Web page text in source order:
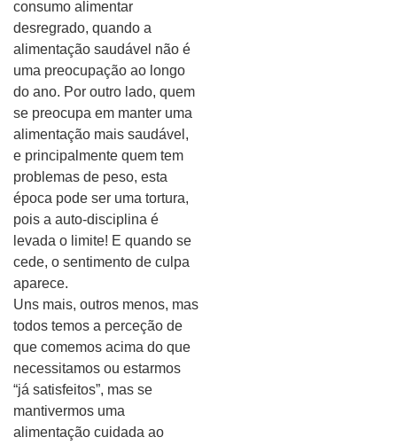
consumo alimentar
desregrado, quando a
alimentação saudável não é
uma preocupação ao longo
do ano. Por outro lado, quem
se preocupa em manter uma
alimentação mais saudável,
e principalmente quem tem
problemas de peso, esta
época pode ser uma tortura,
pois a auto-disciplina é
levada o limite! E quando se
cede, o sentimento de culpa
aparece.
Uns mais, outros menos, mas
todos temos a perceção de
que comemos acima do que
necessitamos ou estarmos
“já satisfeitos”, mas se
mantivermos uma
alimentação cuidada ao